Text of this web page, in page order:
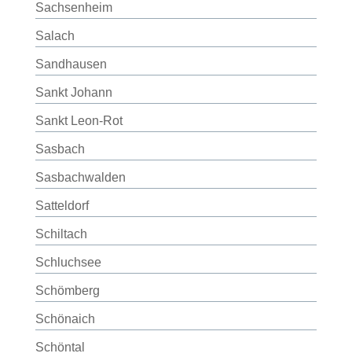
Sachsenheim
Salach
Sandhausen
Sankt Johann
Sankt Leon-Rot
Sasbach
Sasbachwalden
Satteldorf
Schiltach
Schluchsee
Schömberg
Schönaich
Schöntal